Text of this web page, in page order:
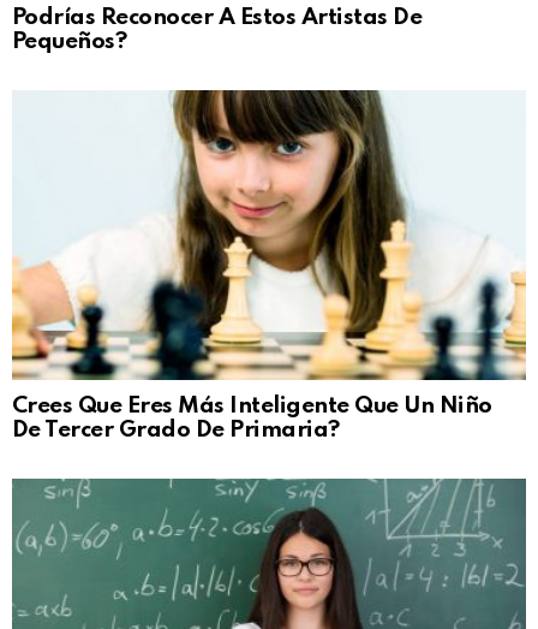
Podrías Reconocer A Estos Artistas De
Pequeños?
Crees Que Eres Más Inteligente Que Un Niño
De Tercer Grado De Primaria?